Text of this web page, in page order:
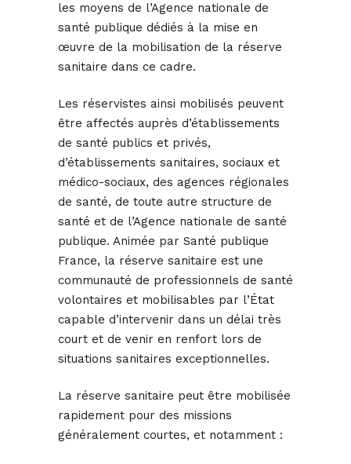
les moyens de l’Agence nationale de
santé publique dédiés à la mise en
œuvre de la mobilisation de la réserve
sanitaire dans ce cadre.
Les réservistes ainsi mobilisés peuvent
être affectés auprès d’établissements
de santé publics et privés,
d’établissements sanitaires, sociaux et
médico-sociaux, des agences régionales
de santé, de toute autre structure de
santé et de l’Agence nationale de santé
publique. Animée par Santé publique
France, la réserve sanitaire est une
communauté de professionnels de santé
volontaires et mobilisables par l’État
capable d’intervenir dans un délai très
court et de venir en renfort lors de
situations sanitaires exceptionnelles.
La réserve sanitaire peut être mobilisée
rapidement pour des missions
généralement courtes, et notamment :